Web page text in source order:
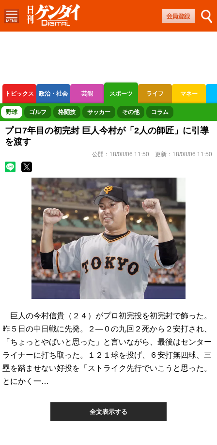
トピックス 政治・社会 芸能 スポーツ ライフ マネー
ボートレース 競輪 オートレース
野球 ゴルフ 格闘技 サッカー その他 コラム
プロ7年目の初完封 巨人今村が「2人の師匠」に引導
を渡す
公開： 18/08/06 11:50 更新： 18/08/06 11:50
巨人の今村信貴（２４）がプロ初完投を初完封で飾った。
昨５日の中日戦に先発。２―０の九回２死から２安打され、
「ちょっとやばいと思った」と言いながら、最後はセンター
ライナーに打ち取った。１２１球を投げ、６安打無四球、三
塁を踏ませない好投を「ストライク先行でいこうと思った。
とにかく一…
全文表示する